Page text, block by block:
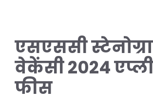
एसएससी
वेकेंसी 2024
फीस